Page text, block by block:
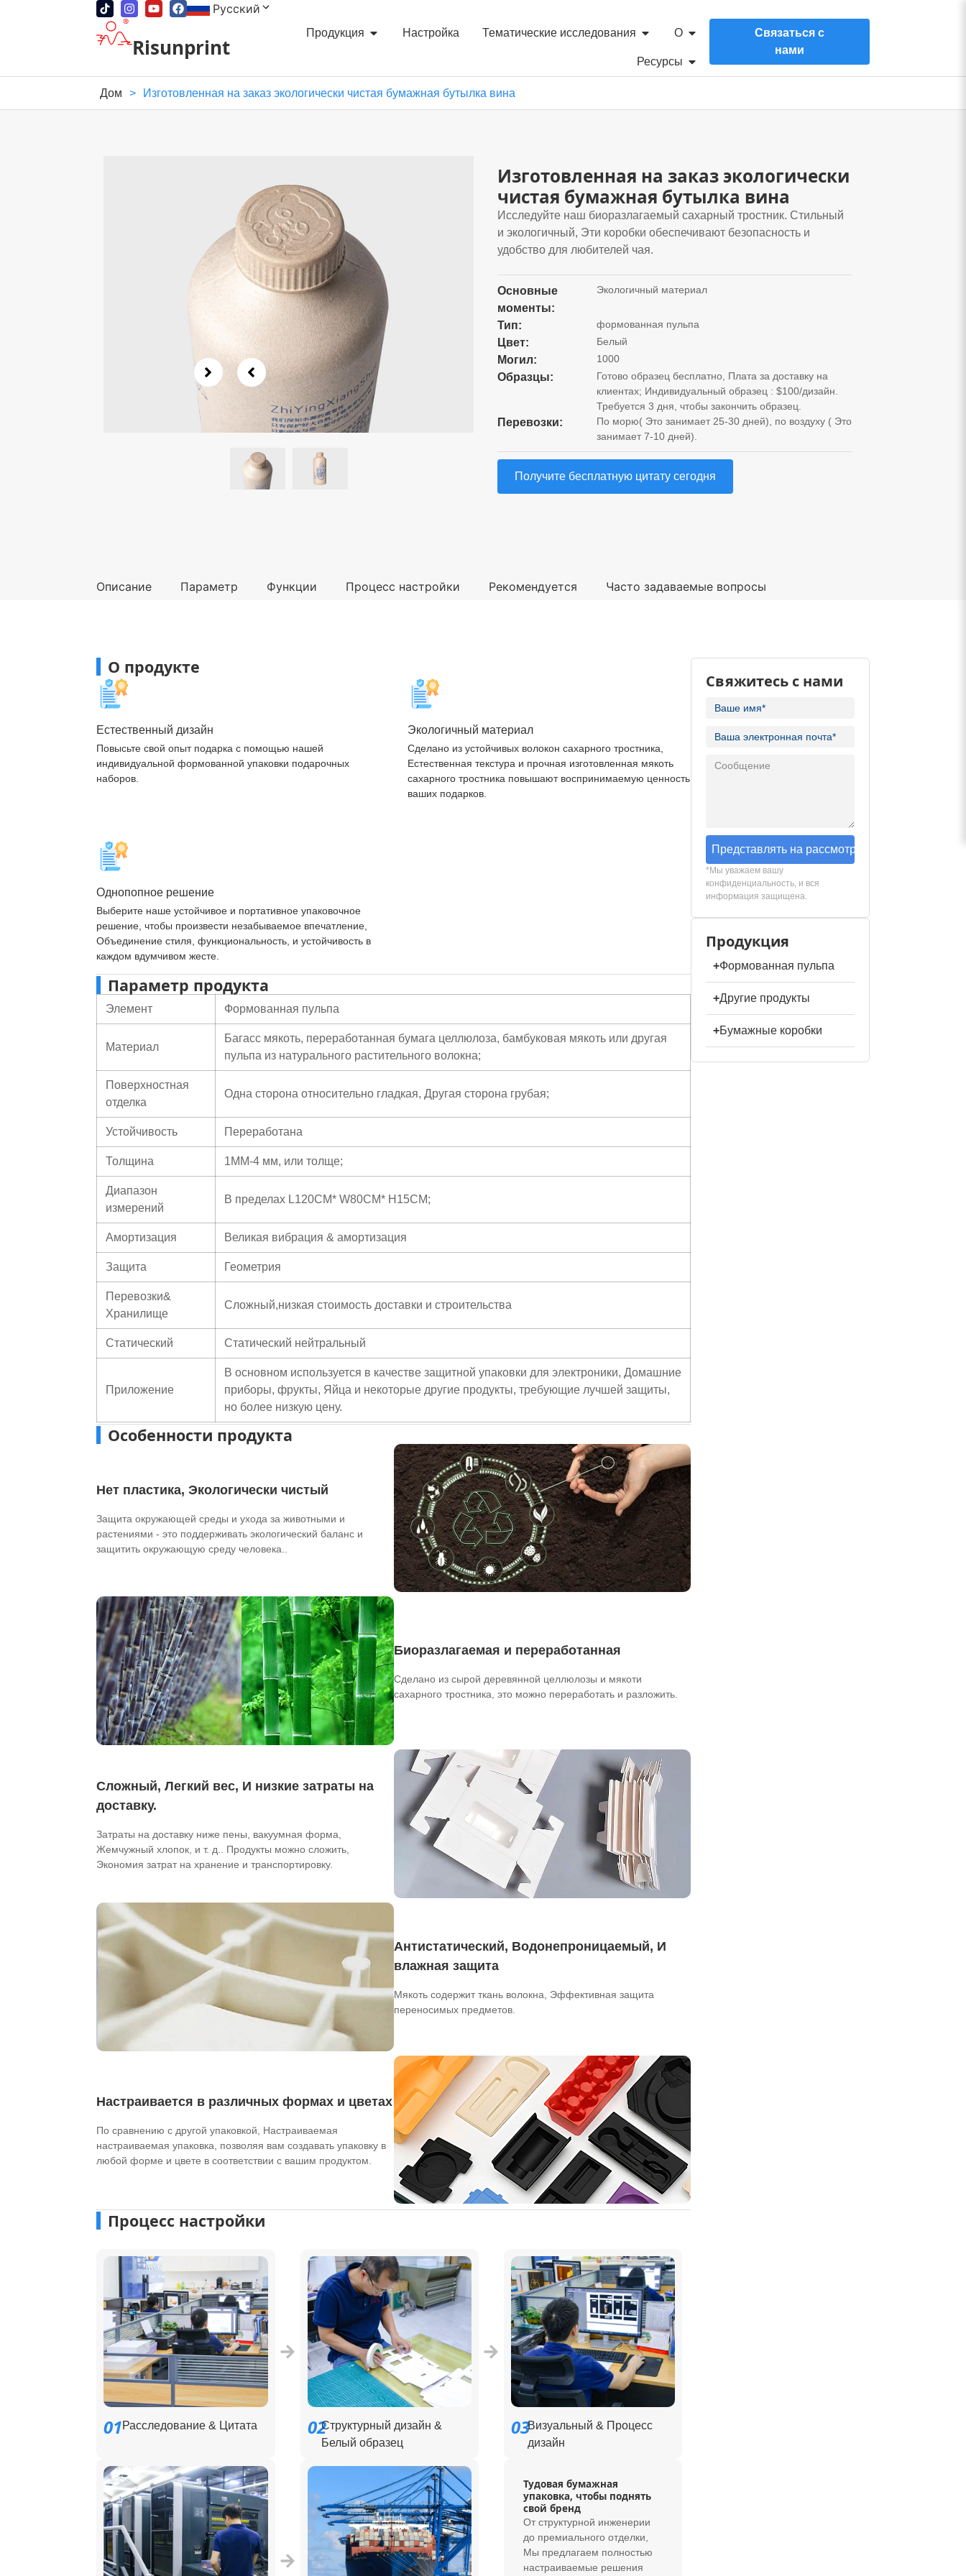
Русский
Risunprint
Продукция Настройка Тематические исследования О
Ресурсы
Связаться с
нами
Дом > Изготовленная на заказ экологически чистая бумажная бутылка вина
Изготовленная на заказ экологически
чистая бумажная бутылка вина
Исследуйте наш биоразлагаемый сахарный тростник. Стильный
и экологичный, Эти коробки обеспечивают безопасность и
удобство для любителей чая.
Основные
моменты:
Экологичный материал
Тип: формованная пульпа
Цвет: Белый
Могил: 1000
Образцы:
Готово образец бесплатно, Плата за доставку на
клиентах; Индивидуальный образец : $100/дизайн.
Требуется 3 дня, чтобы закончить образец.
Перевозки:
По морю( Это занимает 25-30 дней), по воздуху ( Это
занимает 7-10 дней).
Получите бесплатную цитату сегодня
Описание Параметр Функции Процесс настройки Рекомендуется Часто задаваемые вопросы
О продукте
Естественный дизайн
Повысьте свой опыт подарка с помощью нашей
индивидуальной формованной упаковки подарочных
наборов.
Экологичный материал
Сделано из устойчивых волокон сахарного тростника,
Естественная текстура и прочная изготовленная мякоть
сахарного тростника повышают воспринимаемую ценность
ваших подарков.
Однопопное решение
Выберите наше устойчивое и портативное упаковочное
решение, чтобы произвести незабываемое впечатление,
Объединение стиля, функциональность, и устойчивость в
каждом вдумчивом жесте.
Параметр продукта
Элемент Формованная пульпа
Материал
Багасс мякоть, переработанная бумага целлюлоза, бамбуковая мякоть или другая
пульпа из натурального растительного волокна;
Поверхностная
отделка
Одна сторона относительно гладкая, Другая сторона грубая;
Устойчивость Переработана
Толщина 1ММ-4 мм, или толще;
Диапазон
измерений
В пределах L120CM* W80CM* H15CM;
Амортизация Великая вибрация & амортизация
Защита Геометрия
Перевозки&
Хранилище
Сложный,низкая стоимость доставки и строительства
Статический Статический нейтральный
Приложение
В основном используется в качестве защитной упаковки для электроники, Домашние
приборы, фрукты, Яйца и некоторые другие продукты, требующие лучшей защиты,
но более низкую цену.
Особенности продукта
Нет пластика, Экологически чистый
Защита окружающей среды и ухода за животными и
растениями - это поддерживать экологический баланс и
защитить окружающую среду человека..
Биоразлагаемая и переработанная
Сделано из сырой деревянной целлюлозы и мякоти
сахарного тростника, это можно переработать и разложить.
Сложный, Легкий вес, И низкие затраты на
доставку.
Затраты на доставку ниже пены, вакуумная форма,
Жемчужный хлопок, и т. д.. Продукты можно сложить,
Экономия затрат на хранение и транспортировку.
Антистатический, Водонепроницаемый, И
влажная защита
Мякоть содержит ткань волокна, Эффективная защита
переносимых предметов.
Настраивается в различных формах и цветах
По сравнению с другой упаковкой, Настраиваемая
настраиваемая упаковка, позволяя вам создавать упаковку в
любой форме и цвете в соответствии с вашим продуктом.
Процесс настройки
01Расследование & Цитата 02Структурный дизайн &
Белый образец
03Визуальный & Процесс
дизайн
Тудовая бумажная
упаковка, чтобы поднять
свой бренд
От структурной инженерии
до премиального отделки,
Мы предлагаем полностью
настраиваемые решения
Свяжитесь с нами
Представлять на рассмотрение
*Мы уважаем вашу
конфиденциальность, и вся
информация защищена.
Продукция
+Формованная пульпа
+Другие продукты
+Бумажные коробки